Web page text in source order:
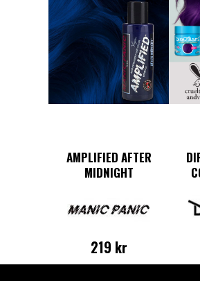
AMPLIFIED AFTER
MIDNIGHT
219 kr